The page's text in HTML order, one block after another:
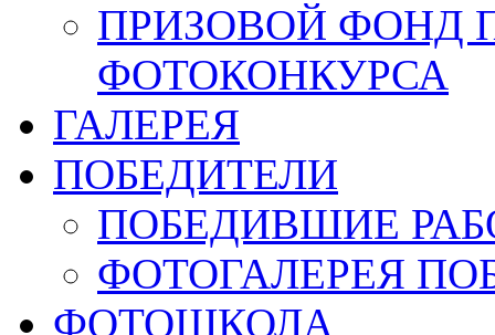
ПРИЗОВОЙ ФОНД
ФОТОКОНКУРСА
ГАЛЕРЕЯ
ПОБЕДИТЕЛИ
ПОБЕДИВШИЕ
ФОТОГАЛЕРЕЯ
ФОТОШКОЛА